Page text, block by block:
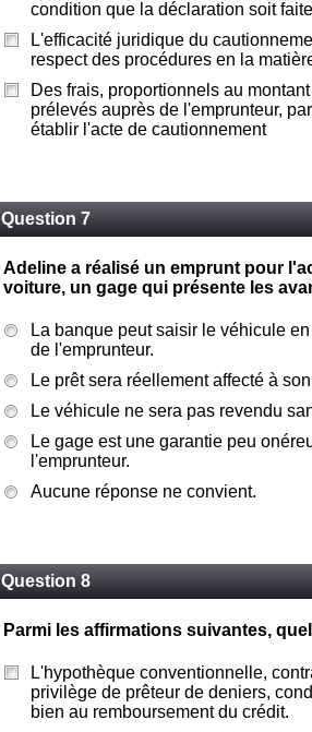
condition que la déclaration soit
L'efficacité juridique du
respect des procédures en la
Des frais, proportionnels au
prélevés auprès de l'emprunteur,
établir l'acte de cautionnement
Question 7
Adeline a réalisé un emprunt pour
voiture, un gage qui présente les
La banque peut saisir le véhicule
de l'emprunteur.
Le prêt sera réellement affecté à
Le véhicule ne sera pas revendu
Le gage est une garantie peu
l'emprunteur.
Aucune réponse ne convient.
Question 8
Parmi les affirmations suivantes,
L'hypothèque conventionnelle,
privilège de prêteur de deniers,
bien au remboursement du crédit.